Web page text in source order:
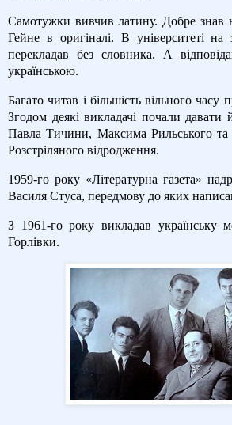
Самотужки вивчив латину. Добре знав
Гейне в оригіналі. В університеті на
перекладав без словника. А
українською.
Багато читав і більшість вільного часу
Згодом деякі викладачі почали
Павла Тичини, Максима Рильського та
Розстріляного відродження.
1959-го року «Літературна газета»
Василя Стуса, передмову до яких
З 1961-го року викладав українську
Горлівки.